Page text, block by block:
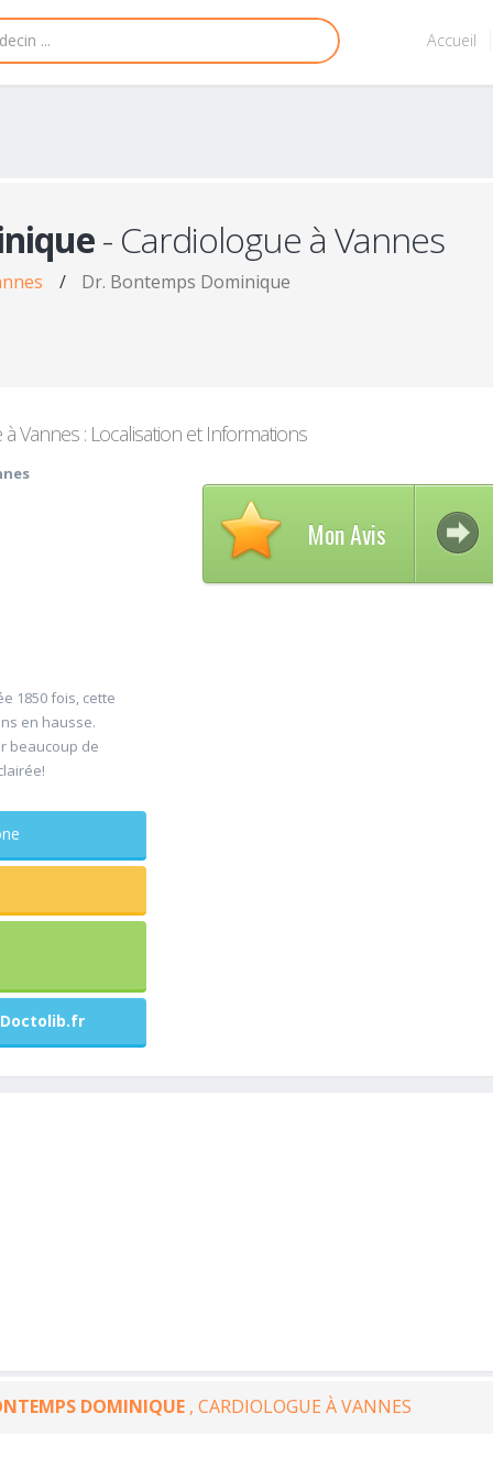
Accueil
- Cardiologue à Vannes
/ Dr. Bontemps Dominique
Vannes : Localisation et Informations
1850 fois, cette
en hausse.
beaucoup de
Mon Avis
DOMINIQUE , CARDIOLOGUE À VANNES